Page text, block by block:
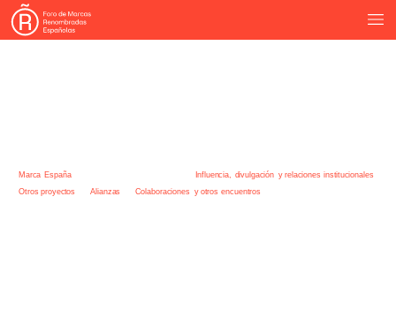
Marca España
Otros proyectos Alianzas Colaboraciones y otros encuentros
Influencia, divulgación y relaciones institucionales